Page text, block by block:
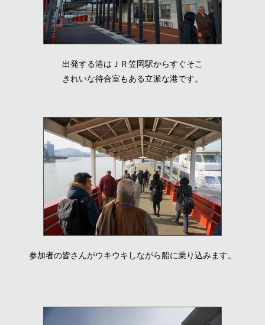
出発する港はＪＲ笠岡駅からすぐそこ
きれいな待合室もある立派な港です。
参加者の皆さんがウキウキしながら船に乗り込みます。